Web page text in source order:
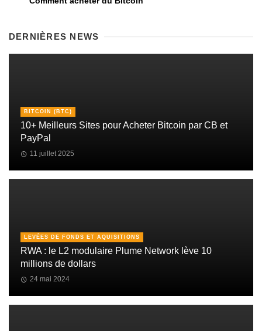
DERNIÈRES NEWS
BITCOIN (BTC)
10+ Meilleurs Sites pour Acheter Bitcoin par CB et
PayPal
11 juillet 2025
LEVÉES DE FONDS ET AQUISITIONS
RWA : le L2 modulaire Plume Network lève 10
millions de dollars
24 mai 2024